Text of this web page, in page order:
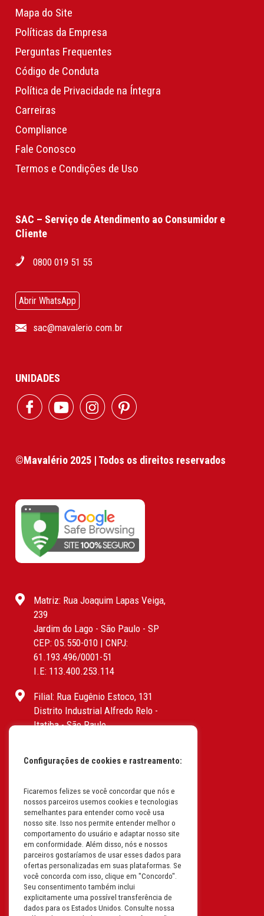
Mapa do Site
Políticas da Empresa
Perguntas Frequentes
Código de Conduta
Política de Privacidade na Íntegra
Carreiras
Compliance
Fale Conosco
Termos e Condições de Uso
SAC – Serviço de Atendimento ao Consumidor e
Cliente
0800 019 51 55
Abrir WhatsApp
sac@mavalerio.com.br
UNIDADES
©Mavalério 2025 | Todos os direitos reservados
Matriz: Rua Joaquim Lapas Veiga,
239
Jardim do Lago - São Paulo - SP
CEP: 05.550-010 | CNPJ:
61.193.496/0001-51
I.E: 113.400.253.114
Filial: Rua Eugênio Estoco, 131
Distrito Industrial Alfredo Relo -
Itatiba - São Paulo
I.E: 382.096.357.1147
Filial: Av. Odila Chaves Rodrigues,
1277
Parque industrial RM - Condomínio
Therapark - Jundiaí - São Paulo
CEP: 13.213-087 | CNPJ:
61.193.496/0018-08
I.E: 407.642.800.114
Filial: Rua em Projeto G, 728 – Letra A
Configurações de cookies e rastreamento:
Ficaremos felizes se você concordar que nós e
nossos parceiros usemos cookies e tecnologias
semelhantes para entender como você usa
nosso site. Isso nos permite entender melhor o
comportamento do usuário e adaptar nosso site
em conformidade. Além disso, nós e nossos
parceiros gostaríamos de usar esses dados para
ofertas personalizadas em suas plataformas. Se
você concorda com isso, clique em "Concordo".
Seu consentimento também inclui
explicitamente uma possível transferência de
dados para os Estados Unidos. Consulte nossa